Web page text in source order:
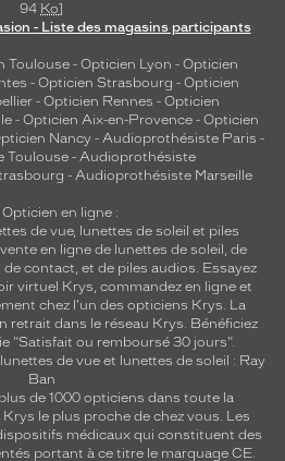
94 Ko]
- Liste des magasins participants
Toulouse- Opticien Lyon - Opticien
- Opticien Strasbourg - Opticien
- Opticien Rennes - Opticien
- Opticien Aix-en-Provence - Opticien
Nancy - Audioprothésiste Paris -
Toulouse- Audioprothésiste
- Audioprothésiste Marseille
Opticien en ligne :
de vue, lunettes de soleil et piles
en ligne de lunettes de soleil, de
de contact, et de piles audios. Essayez
virtuel Krys, commandez en ligne et
chez l'un des opticiens Krys. La
retrait dans le réseau Krys. Bénéficiez
"Satisfait ou remboursé 30 jours".
de vue et lunettes de soleil : Ray
Ban
de 1000 opticiens dans toute la
Krys le plus proche de chez vous. Les
médicaux qui constituent des
portant à ce titre le marquage CE.